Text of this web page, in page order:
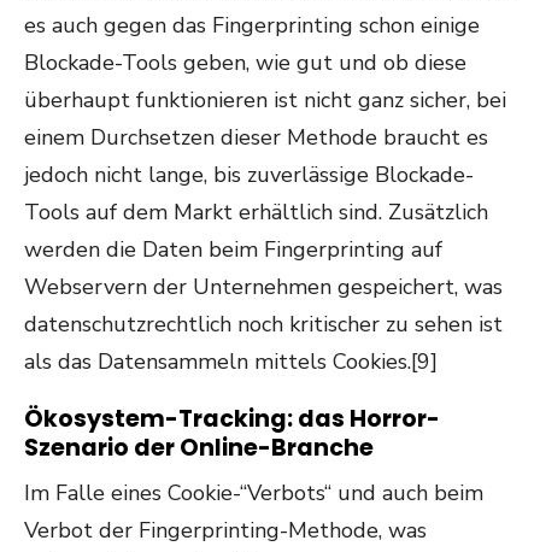
es auch gegen das Fingerprinting schon einige
Blockade-Tools geben, wie gut und ob diese
überhaupt funktionieren ist nicht ganz sicher, bei
einem Durchsetzen dieser Methode braucht es
jedoch nicht lange, bis zuverlässige Blockade-
Tools auf dem Markt erhältlich sind. Zusätzlich
werden die Daten beim Fingerprinting auf
Webservern der Unternehmen gespeichert, was
datenschutzrechtlich noch kritischer zu sehen ist
als das Datensammeln mittels Cookies.[9]
Ökosystem-Tracking: das Horror-
Szenario der Online-Branche
Im Falle eines Cookie-“Verbots“ und auch beim
Verbot der Fingerprinting-Methode, was